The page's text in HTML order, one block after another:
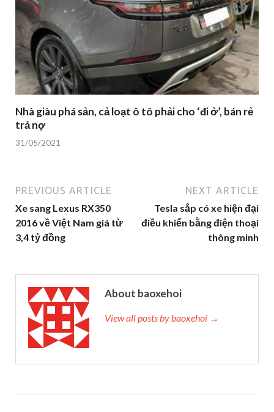
Nhà giàu phá sản, cả loạt ô tô phải cho ‘đi ở’, bán rẻ
trả nợ
31/05/2021
PREVIOUS ARTICLE
Xe sang Lexus RX350
2016 về Việt Nam giá từ
3,4 tỷ đồng
NEXT ARTICLE
Tesla sắp có xe hiện đại
điều khiển bằng điện thoại
thông minh
About baoxehoi
View all posts by baoxehoi →